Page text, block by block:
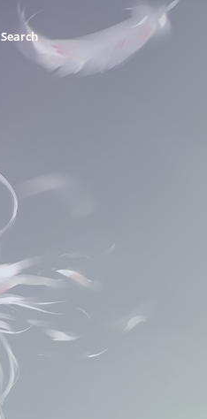
Search